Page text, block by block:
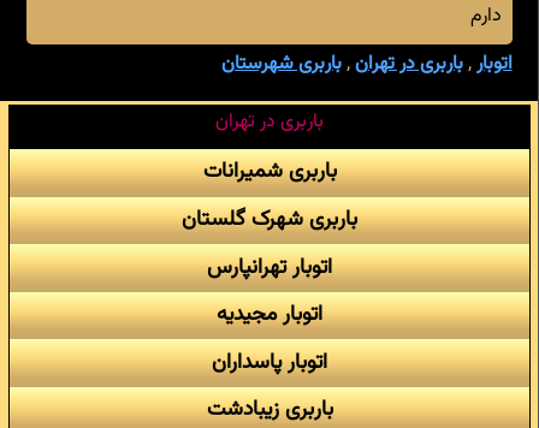
دارم
اتوبار,باربری در تهران,باربری شهرستان
باربری در تهران
باربری شمیرانات
باربری شهرک گلستان
اتوبار تهرانپارس
اتوبار مجیدیه
اتوبار پاسداران
باربری زیبادشت